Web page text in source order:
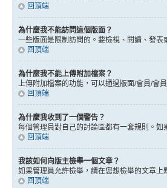
回頂端
為什麼我不能訪問這個版面？
一些版面是限制訪問的。要檢視、閱讀、發
回頂端
為什麼我不能上傳附加檔案？
上傳附加檔案的功能，可以通過版面/會員/會
回頂端
為什麼我收到了一個警告？
每個管理員對自己的討論區都有一套規則。
回頂端
我該如何向版主檢舉一個文章？
如果管理員允許檢舉，請在您想檢舉的文章上
回頂端